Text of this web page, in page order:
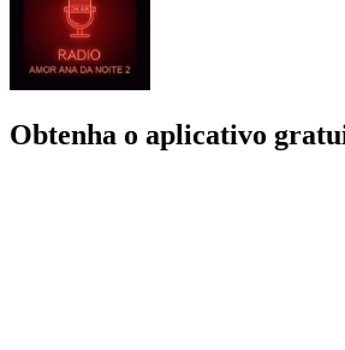
Obtenha o aplicativo